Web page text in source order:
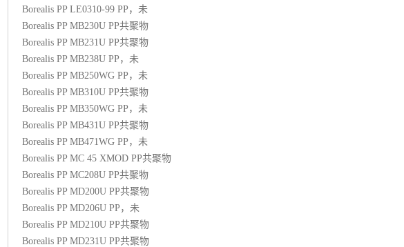
Borealis PP LE0310-99 PP ，未
Borealis PP MB230U PP共聚物
Borealis PP MB231U PP共聚物
Borealis PP MB238U PP ，未
Borealis PP MB250WG PP ，未
Borealis PP MB310U PP共聚物
Borealis PP MB350WG PP ，未
Borealis PP MB431U PP共聚物
Borealis PP MB471WG PP ，未
Borealis PP MC 45 XMOD PP共聚物
Borealis PP MC208U PP共聚物
Borealis PP MD200U PP共聚物
Borealis PP MD206U PP ，未
Borealis PP MD210U PP共聚物
Borealis PP MD231U PP共聚物